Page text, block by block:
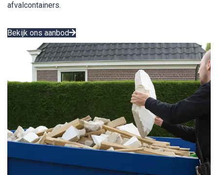
afvalcontainers.
Bekijk ons aanbod